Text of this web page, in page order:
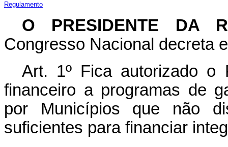
Regulamento
O PRESIDENTE DA
Congresso Nacional decreta
Art. 1º Fica autorizado o
financeiro a programas de
por Municípios que não
suficientes para financiar